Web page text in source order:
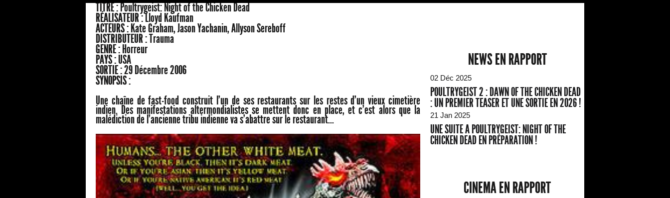
TITRE :Poultrygeist: Night of the Chicken Dead
RÉALISATEUR :Lloyd Kaufman
ACTEURS : Kate Graham, Jason Yachanin, Allyson Sereboff
DISTRIBUTEUR :Trauma
GENRE : Horreur
PAYS :USA
SORTIE :29 Décembre 2006
SYNOPSIS :
Une chaîne de fast-food construit l'un de ses restaurants sur les restes d'un vieux cimetière
indien. Des manifestations altermondialistes se mettent donc en place, et c'est alors que la
malédiction de l'ancienne tribu indienne va s'abattre sur le restaurant...
NEWS EN RAPPORT
02 Déc 2025
POULTRYGEIST 2 : DAWN OF THE CHICKEN DEAD
: UN PREMIER TEASER ET UNE SORTIE EN 2026 !
21 Jan 2025
UNE SUITE A POULTRYGEIST: NIGHT OF THE
CHICKEN DEAD EN PRÉPARATION !
CINEMA EN RAPPORT